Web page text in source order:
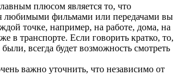
плюсом является то, что
любимыми фильмами или передачами вы
точке, например, на работе, дома, на
в транспорте. Если говорить кратко, то,
всегда будет возможность смотреть
важно уточнить, что независимо от